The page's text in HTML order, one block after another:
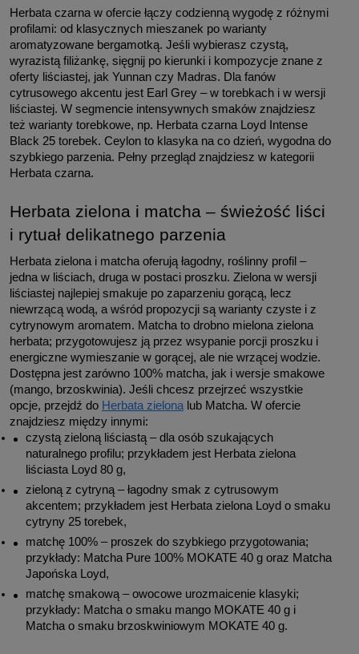
Herbata czarna w ofercie łączy codzienną wygodę z różnymi
profilami: od klasycznych mieszanek po warianty
aromatyzowane bergamotką. Jeśli wybierasz czystą,
wyrazistą filiżankę, sięgnij po kierunki i kompozycje znane z
oferty liściastej, jak Yunnan czy Madras. Dla fanów
cytrusowego akcentu jest Earl Grey – w torebkach i w wersji
liściastej. W segmencie intensywnych smaków znajdziesz
też warianty torebkowe, np. Herbata czarna Loyd Intense
Black 25 torebek. Ceylon to klasyka na co dzień, wygodna do
szybkiego parzenia. Pełny przegląd znajdziesz w kategorii
Herbata czarna.
Herbata zielona i matcha – świeżość liści
i rytuał delikatnego parzenia
Herbata zielona i matcha oferują łagodny, roślinny profil –
jedna w liściach, druga w postaci proszku. Zielona w wersji
liściastej najlepiej smakuje po zaparzeniu gorącą, lecz
niewrzącą wodą, a wśród propozycji są warianty czyste i z
cytrynowym aromatem. Matcha to drobno mielona zielona
herbata; przygotowujesz ją przez wsypanie porcji proszku i
energiczne wymieszanie w gorącej, ale nie wrzącej wodzie.
Dostępna jest zarówno 100% matcha, jak i wersje smakowe
(mango, brzoskwinia). Jeśli chcesz przejrzeć wszystkie
opcje, przejdź do Herbata zielona lub Matcha. W ofercie
znajdziesz między innymi:
czystą zieloną liściastą – dla osób szukających
naturalnego profilu; przykładem jest Herbata zielona
liściasta Loyd 80 g,
zieloną z cytryną – łagodny smak z cytrusowym
akcentem; przykładem jest Herbata zielona Loyd o smaku
cytryny 25 torebek,
matchę 100% – proszek do szybkiego przygotowania;
przykłady: Matcha Pure 100% MOKATE 40 g oraz Matcha
Japońska Loyd,
matchę smakową – owocowe urozmaicenie klasyki;
przykłady: Matcha o smaku mango MOKATE 40 g i
Matcha o smaku brzoskwiniowym MOKATE 40 g.